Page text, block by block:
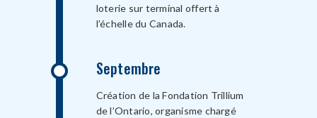
loterie sur terminal offert à
l’échelle du Canada.
Septembre
Création de la Fondation Trillium
de l’Ontario, organisme chargé